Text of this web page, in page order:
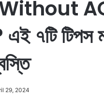
AC:
এই ৭টি
29, 2024